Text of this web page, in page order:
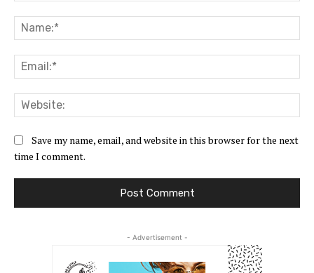
Save my name, email, and website in this browser for the next
time I comment.
- Advertisement -